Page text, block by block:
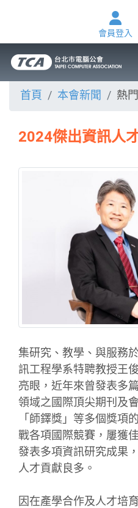
會員登入
首頁 本會新聞 熱
2024傑出資訊人
集研究、教學、與服務
訊工程學系特聘教授王
亮眼，近年來曾發表多
領域之國際頂尖期刊及
「師鐸獎」等多個獎項
戰各項國際競賽，屢獲
發表多項資訊研究成果
人才貢獻良多。
因在產學合作及人才培